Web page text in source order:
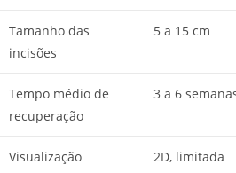
Tamanho das
incisões
5 a 15 cm
Tempo médio de
recuperação
3 a 6
Visualização 2D, limitada